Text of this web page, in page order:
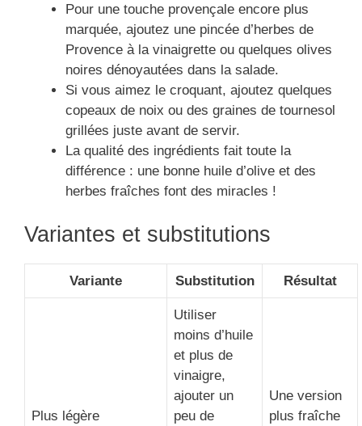
Pour une touche provençale encore plus
marquée, ajoutez une pincée d’herbes de
Provence à la vinaigrette ou quelques olives
noires dénoyautées dans la salade.
Si vous aimez le croquant, ajoutez quelques
copeaux de noix ou des graines de tournesol
grillées juste avant de servir.
La qualité des ingrédients fait toute la
différence : une bonne huile d’olive et des
herbes fraîches font des miracles !
Variantes et substitutions
Variante Substitution Résultat
Plus légère
Utiliser
moins d’huile
et plus de
vinaigre,
ajouter un
peu de
Une version
plus fraîche